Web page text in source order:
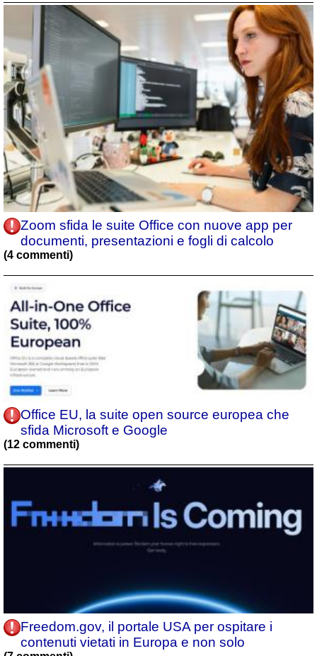
Zoom sfida le suite Office con nuove app per
documenti, presentazioni e fogli di calcolo
(4 commenti)
Office EU, la suite open source europea che
sfida Microsoft e Google
(12 commenti)
Freedom.gov, il portale USA per ospitare i
contenuti vietati in Europa e non solo